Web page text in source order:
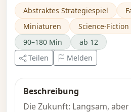
Abstraktes Strategiespiel
Miniaturen
Science-Fiction
90–180 Min
ab 12
Teilen
Melden
Beschreibung
Die Zukunft: Langsam,